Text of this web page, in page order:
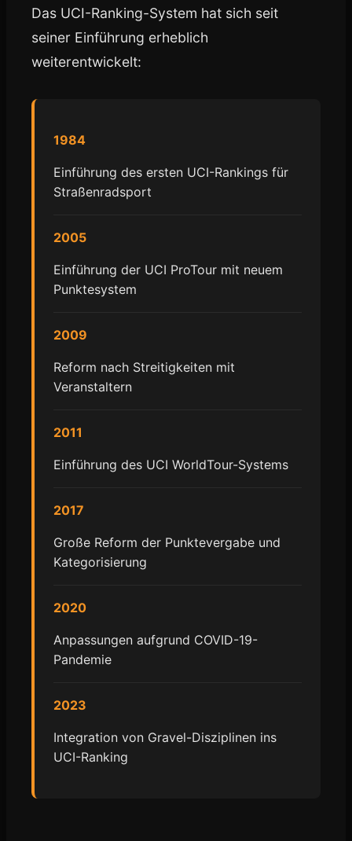
Das UCI-Ranking-System hat sich seit
seiner Einführung erheblich
weiterentwickelt:
1984
Einführung des ersten UCI-Rankings für
Straßenradsport
2005
Einführung der UCI ProTour mit neuem
Punktesystem
2009
Reform nach Streitigkeiten mit
Veranstaltern
2011
Einführung des UCI WorldTour-Systems
2017
Große Reform der Punktevergabe und
Kategorisierung
2020
Anpassungen aufgrund COVID-19-
Pandemie
2023
Integration von Gravel-Disziplinen ins
UCI-Ranking